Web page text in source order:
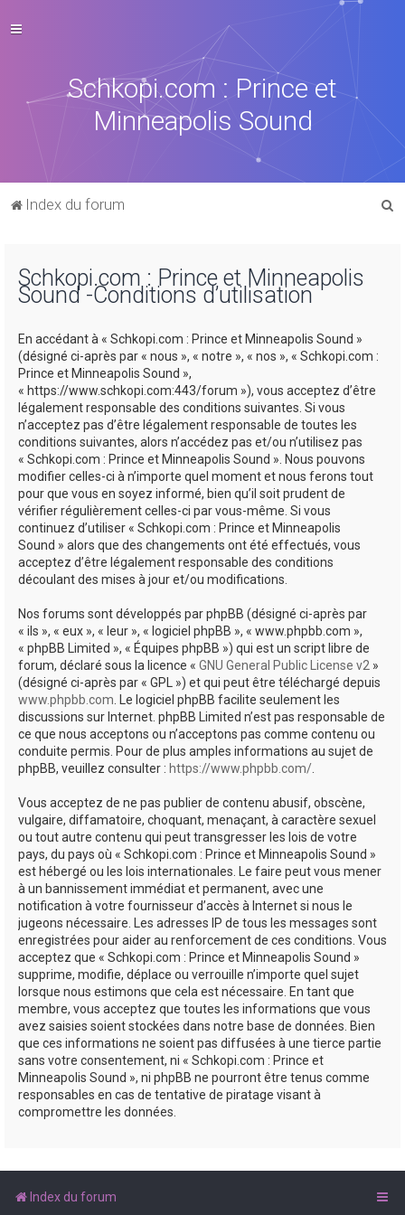
Schkopi.com : Prince et
Minneapolis Sound
Index du forum
Schkopi.com : Prince et Minneapolis
Sound -Conditions d’utilisation
En accédant à « Schkopi.com : Prince et Minneapolis Sound »
(désigné ci-après par « nous », « notre », « nos », « Schkopi.com :
Prince et Minneapolis Sound »,
« https://www.schkopi.com:443/forum »), vous acceptez d’être
légalement responsable des conditions suivantes. Si vous
n’acceptez pas d’être légalement responsable de toutes les
conditions suivantes, alors n’accédez pas et/ou n’utilisez pas
« Schkopi.com : Prince et Minneapolis Sound ». Nous pouvons
modifier celles-ci à n’importe quel moment et nous ferons tout
pour que vous en soyez informé, bien qu’il soit prudent de
vérifier régulièrement celles-ci par vous-même. Si vous
continuez d’utiliser « Schkopi.com : Prince et Minneapolis
Sound » alors que des changements ont été effectués, vous
acceptez d’être légalement responsable des conditions
découlant des mises à jour et/ou modifications.
Nos forums sont développés par phpBB (désigné ci-après par
« ils », « eux », « leur », « logiciel phpBB », « www.phpbb.com »,
« phpBB Limited », « Équipes phpBB ») qui est un script libre de
forum, déclaré sous la licence « GNU General Public License v2 »
(désigné ci-après par « GPL ») et qui peut être téléchargé depuis
www.phpbb.com . Le logiciel phpBB facilite seulement les
discussions sur Internet. phpBB Limited n’est pas responsable de
ce que nous acceptons ou n’acceptons pas comme contenu ou
conduite permis. Pour de plus amples informations au sujet de
phpBB, veuillez consulter : https://www.phpbb.com/
Vous acceptez de ne pas publier de contenu abusif, obscène,
vulgaire, diffamatoire, choquant, menaçant, à caractère sexuel
ou tout autre contenu qui peut transgresser les lois de votre
pays, du pays où « Schkopi.com : Prince et Minneapolis Sound »
est hébergé ou les lois internationales. Le faire peut vous mener
à un bannissement immédiat et permanent, avec une
notification à votre fournisseur d’accès à Internet si nous le
jugeons nécessaire. Les adresses IP de tous les messages sont
enregistrées pour aider au renforcement de ces conditions. Vous
acceptez que « Schkopi.com : Prince et Minneapolis Sound »
supprime, modifie, déplace ou verrouille n’importe quel sujet
lorsque nous estimons que cela est nécessaire. En tant que
membre, vous acceptez que toutes les informations que vous
avez saisies soient stockées dans notre base de données. Bien
que ces informations ne soient pas diffusées à une tierce partie
sans votre consentement, ni « Schkopi.com : Prince et
Minneapolis Sound », ni phpBB ne pourront être tenus comme
responsables en cas de tentative de piratage visant à
compromettre les données.
Index du forum